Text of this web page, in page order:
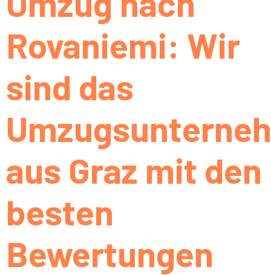
Rovaniemi: Wir
sind das
aus Graz mit den
besten
Bewertungen